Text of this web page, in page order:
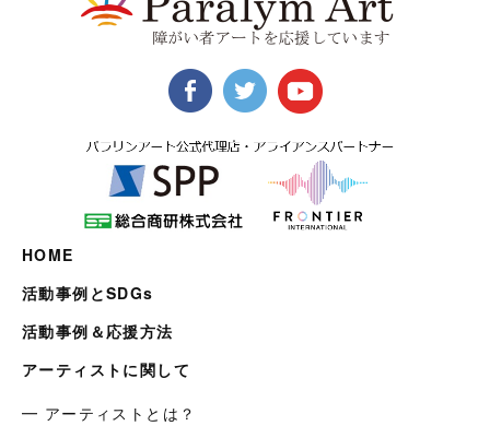
HOME
活動事例とSDGs
活動事例＆応援方法
アーティストに関して
━ アーティストとは？